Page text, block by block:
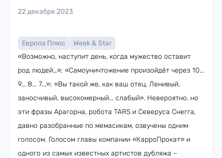
22 декабря 2023
Европа Плюс
Week & Star
«Возможно, наступит день, когда мужество оставит
род людей…»; «Самоуничтожение произойдёт через 10...
9... 8... 7...»; «Вы такой же, как ваш отец. Ленивый,
заносчивый, высокомерный... слабый». Невероятно, но
эти фразы Арагорна, робота TARS и Северуса Снегга,
давно разобранные по мемасикам, озвучены одним
голосом. Голосом главы компании «КарроПрокат» и
одного из самых известных артистов дубляжа –